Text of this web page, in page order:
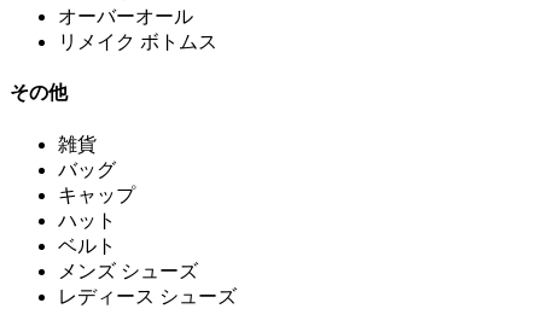
オーバーオール
リメイク ボトムス
その他
雑貨
バッグ
キャップ
ハット
ベルト
メンズ シューズ
レディース シューズ